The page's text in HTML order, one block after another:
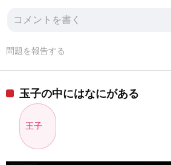
問題を報告する
玉子の中にはなにがある
王子